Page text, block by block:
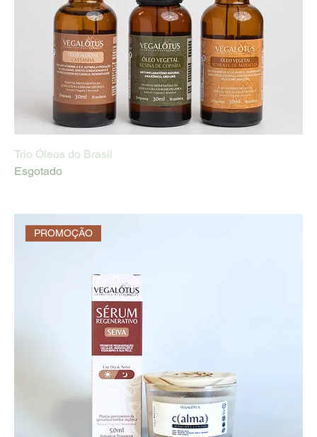
Trio Óleos do Brasil
Esgotado
PROMOÇÃO